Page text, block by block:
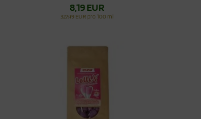
8,19 EUR
327,49 EUR pro 100 ml